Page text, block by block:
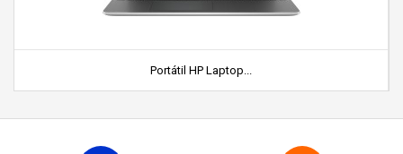
Portátil HP Laptop...